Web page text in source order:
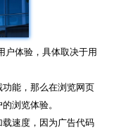
户体验，具体取决于用
能，那么在浏览网页
浏览体验。
速度，因为广告代码